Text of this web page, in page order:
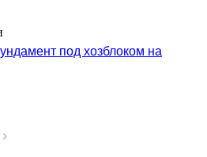
под хозблоком на